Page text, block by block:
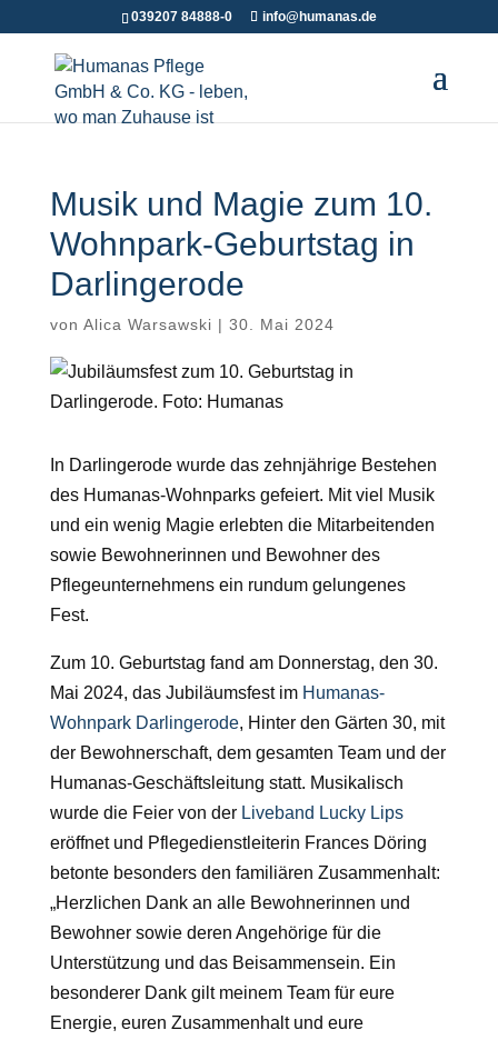
039207 84888-0 info@humanas.de
Musik und Magie zum 10.
Wohnpark-Geburtstag in
Darlingerode
von Alica Warsawski | 30. Mai 2024
In Darlingerode wurde das zehnjährige Bestehen
des Humanas-Wohnparks gefeiert. Mit viel Musik
und ein wenig Magie erlebten die Mitarbeitenden
sowie Bewohnerinnen und Bewohner des
Pflegeunternehmens ein rundum gelungenes
Fest.
Zum 10. Geburtstag fand am Donnerstag, den 30.
Mai 2024, das Jubiläumsfest im Humanas-
Wohnpark Darlingerode, Hinter den Gärten 30, mit
der Bewohnerschaft, dem gesamten Team und der
Humanas-Geschäftsleitung statt. Musikalisch
wurde die Feier von der Liveband Lucky Lips
eröffnet und Pflegedienstleiterin Frances Döring
betonte besonders den familiären Zusammenhalt:
„Herzlichen Dank an alle Bewohnerinnen und
Bewohner sowie deren Angehörige für die
Unterstützung und das Beisammensein. Ein
besonderer Dank gilt meinem Team für eure
Energie, euren Zusammenhalt und eure